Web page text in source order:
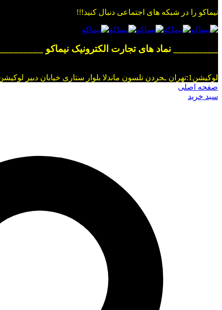
نیماکو را در شبکه های اجتماعی دنبال کنید!!!
_________ نماد های تجارت الکترونیک نیماکو _________
لوکیشن1:تهران ـجردن نلسون ماندلا بلوار ستاری خیابان دبیر لوکیشن2:فروشگاه شهر قروه خیابان تختی نبش کوچه دانش
صفحه اصلی
سبد خرید